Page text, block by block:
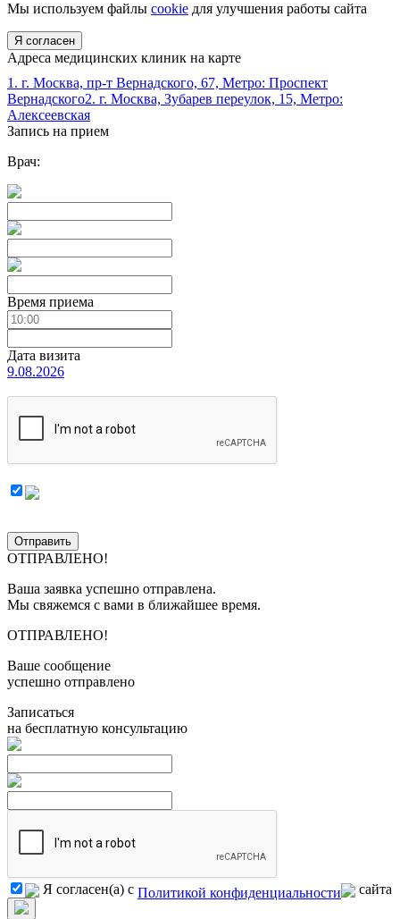
Мы используем файлы cookie для улучшения работы сайта
Я согласен
Адреса медицинских клиник на карте
1. г. Москва, пр-т Вернадского, 67, Метро: Проспект
Вернадского2. г. Москва, Зубарев переулок, 15, Метро:
Алексеевская
Запись на прием
Врач:
Время приема
Дата визита
9.08.2026
Отправить
ОТПРАВЛЕНО!
Ваша заявка успешно отправлена.
Мы свяжемся с вами в ближайшее время.
ОТПРАВЛЕНО!
Ваше сообщение
успешно отправлено
Записаться
на бесплатную консультацию
Я согласен(а) с Политикой конфиденциальности сайта